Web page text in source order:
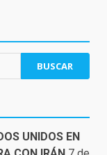
UNIDOS EN